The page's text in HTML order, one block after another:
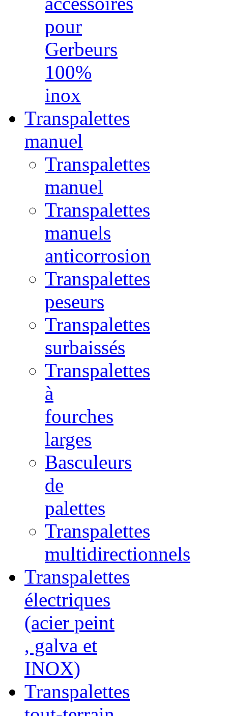
pour
Gerbeurs
100%
inox
Transpalettes
manuel
Transpalettes
manuel
Transpalettes
manuels
anticorrosion
Transpalettes
peseurs
Transpalettes
surbaissés
Transpalettes
à
fourches
larges
Basculeurs
de
palettes
Transpalettes
multidirectionnels
Transpalettes
électriques
(acier peint
, galva et
INOX)
Transpalettes